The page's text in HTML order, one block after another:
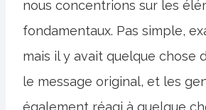
nous concentrions sur les
fondamentaux. Pas simple,
mais il y avait quelque chose
le message original, et les
également réagi à quelque